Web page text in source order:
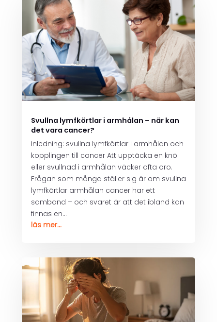
Svullna lymfkörtlar i armhålan – när kan
det vara cancer?
Inledning: svullna lymfkörtlar i armhålan och
kopplingen till cancer Att upptäcka en knöl
eller svullnad i armhålan väcker ofta oro.
Frågan som många ställer sig är om svullna
lymfkörtlar armhålan cancer har ett
samband – och svaret är att det ibland kan
finnas en...
läs mer...